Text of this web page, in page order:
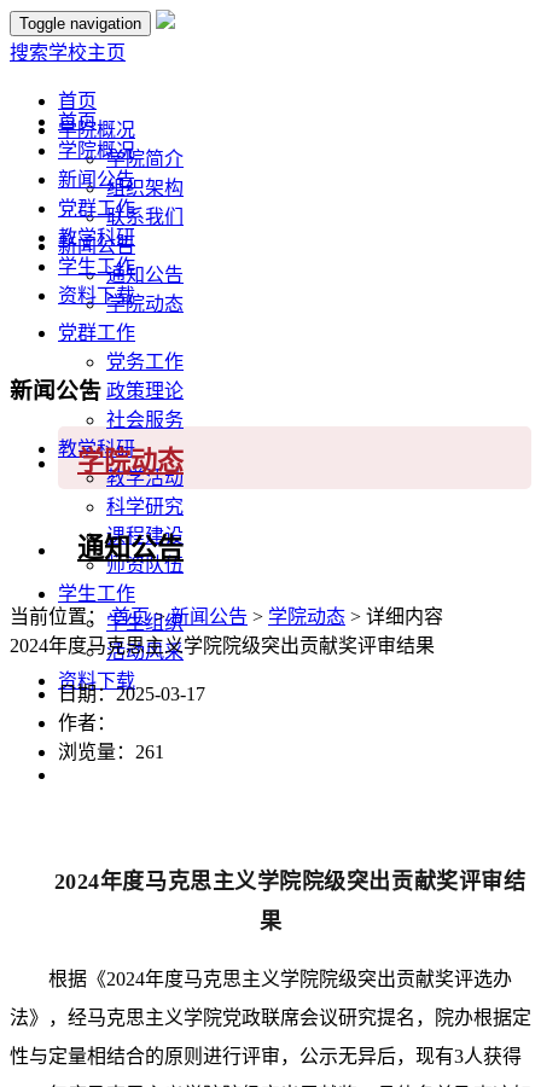
Toggle navigation
搜索学校主页
首页
学院概况
学院简介
组织架构
联系我们
新闻公告
通知公告
学院动态
党群工作
党务工作
政策理论
社会服务
教学科研
教学活动
科学研究
课程建设
师资队伍
学生工作
学生组织
活动风采
资料下载
首页
学院概况
新闻公告
党群工作
教学科研
学生工作
资料下载
新闻公告
学院动态
通知公告
当前位置：首页>新闻公告 > 学院动态 > 详细内容
2024年度马克思主义学院院级突出贡献奖评审结果
日期：2025-03-17
作者：
浏览量： 261
2024年度马克思主义学院院级突出贡献奖评审结
果
根据《2024年度马克思主义学院院级突出贡献奖评选办
法》，经马克思主义学院党政联席会议研究提名，院办根据定
性与定量相结合的原则进行评审， 公示无异后，现有3人获得